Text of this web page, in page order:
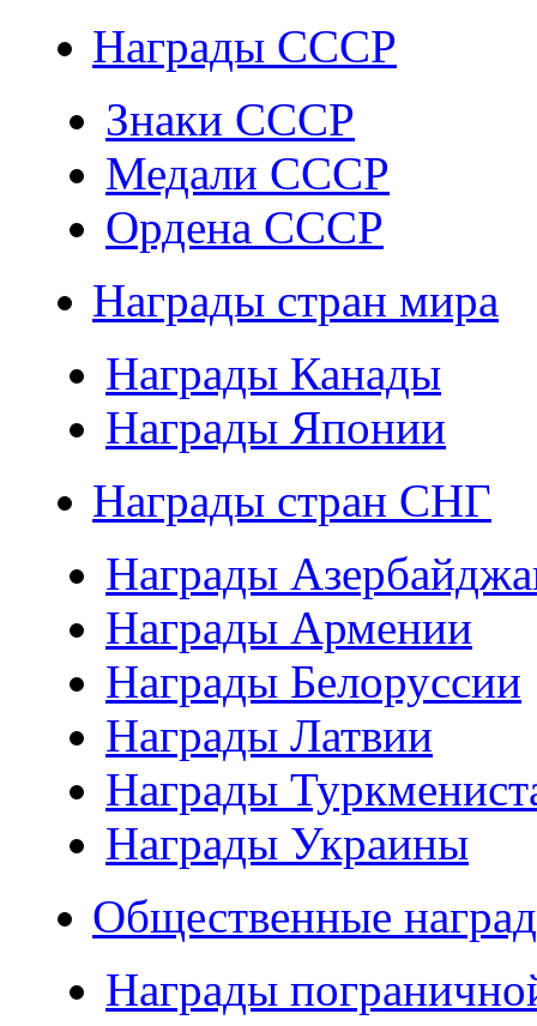
Награды СССР
Знаки СССР
Медали СССР
Ордена СССР
Награды стран мира
Награды Канады
Награды Японии
Награды стран СНГ
Награды
Награды Армении
Награды Белоруссии
Награды Латвии
Награды
Награды Украины
Общественные
Награды